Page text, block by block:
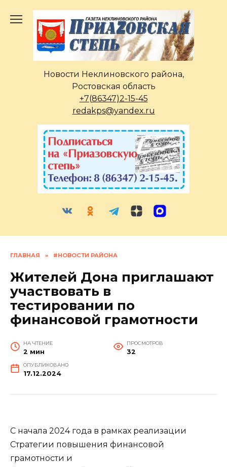
содержанию
Новости Неклиновского района,
Ростовская область
+7(86347)2-15-45
redakps@yandex.ru
ГЛАВНАЯ » #НОВОСТИ РАЙОНА
Жителей Дона приглашают
участвовать в
тестировании по
финансовой грамотности
НА ЧТЕНИЕ
2 мин
ПРОСМОТРОВ
32
ОПУБЛИКОВАНО
17.12.2024
С начала 2024 года в рамках реализации
Стратегии повышения финансовой
грамотности и